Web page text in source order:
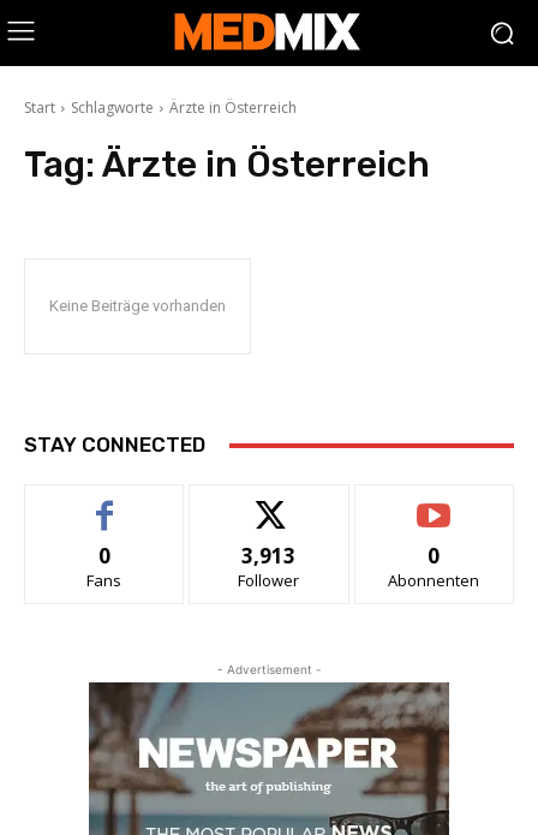
Start Schlagworte Ärzte in Österreich
Tag: Ärzte in Österreich
Keine Beiträge vorhanden
STAY CONNECTED
0
Fans
3,913
Follower
0
Abonnenten
- Advertisement -